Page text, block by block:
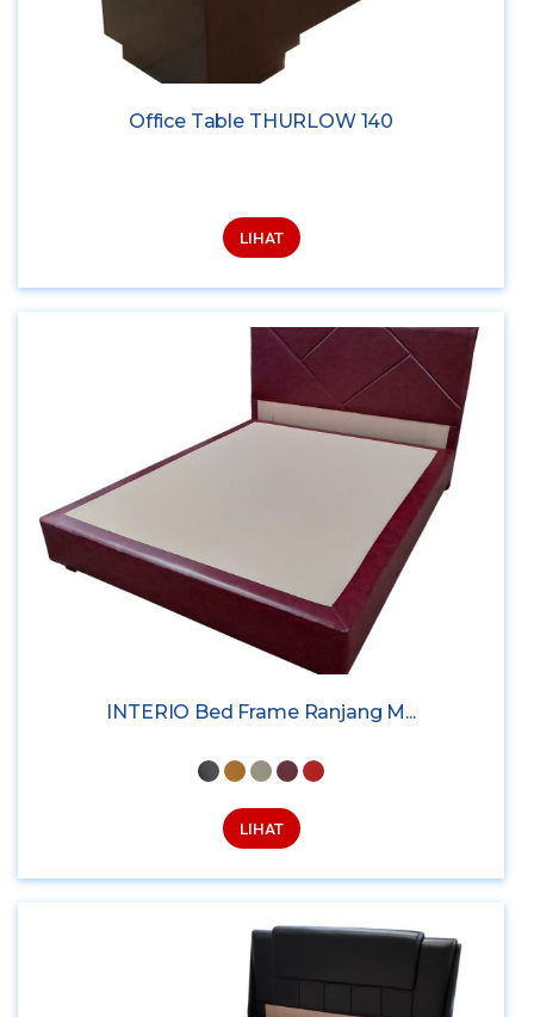
Office Table THURLOW 140
LIHAT
INTERIO Bed Frame Ranjang M...
LIHAT